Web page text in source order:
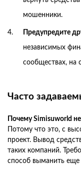
мошенники.
Предупредите
независимых
сообществах, на
Часто
Почему Simisuworld
Потому что это, с
проект. Вывод
таких компаний.
способ выманить еще